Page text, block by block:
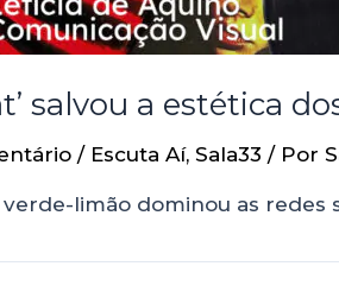
salvou a estética
/ Escuta Aí, Sala33 / Por
verde-limão dominou as